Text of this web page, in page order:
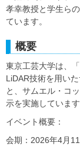
孝幸教授と学生ら
ています。
概要
東京工芸大学は、
LiDAR技術を用い
と、サムエル・コ
示を実施しています
イベント概要：
会期：2026年4月